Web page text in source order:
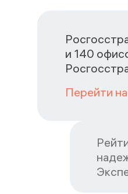
и 140
Перейти